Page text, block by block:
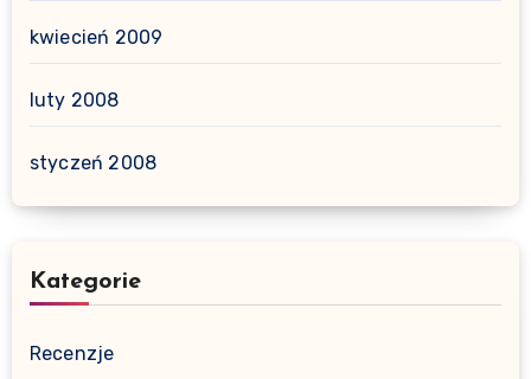
kwiecień 2009
luty 2008
styczeń 2008
Kategorie
Recenzje